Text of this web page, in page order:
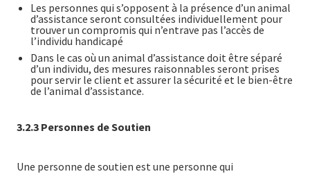
Les personnes qui s’opposent à la présence d’un animal
d’assistance seront consultées individuellement pour
trouver un compromis qui n’entrave pas l’accès de
l’individu handicapé
Dans le cas où un animal d’assistance doit être séparé
d’un individu, des mesures raisonnables seront prises
pour servir le client et assurer la sécurité et le bien-être
de l’animal d’assistance.
3.2.3 Personnes de Soutien
Une personne de soutien est une personne qui